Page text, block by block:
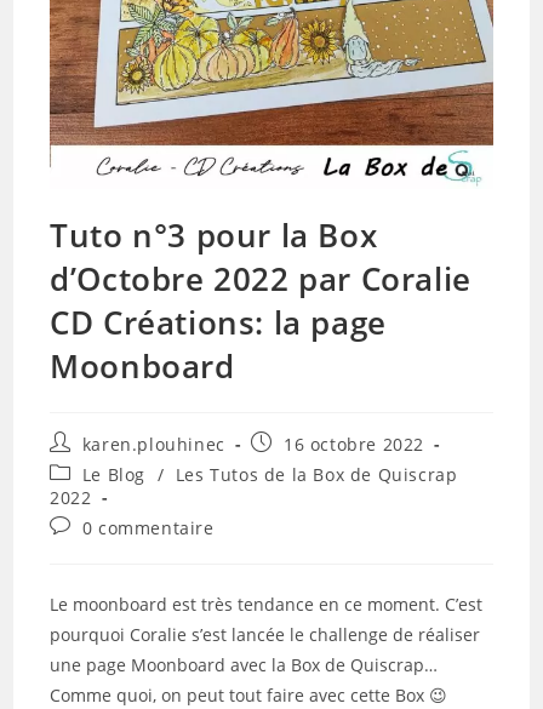
Tuto n°3 pour la Box
d’Octobre 2022 par Coralie
CD Créations: la page
Moonboard
Auteur/autrice
de
la
publication :
karen.plouhinec
Publication
publiée :
16 octobre 2022
Post
category:
Le Blog / Les Tutos de la Box de Quiscrap
2022
Commentaires
publication :
0 commentaire
Le moonboard est très tendance en ce moment. C’est
pourquoi Coralie s’est lancée le challenge de réaliser
une page Moonboard avec la Box de Quiscrap…
Comme quoi, on peut tout faire avec cette Box 😉